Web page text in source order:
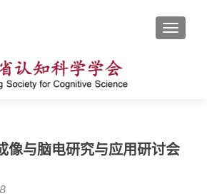
切换导
像与脑电研究与应用研讨会